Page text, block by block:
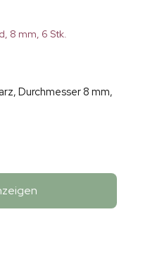
8 mm, 6 Stk.
Durchmesser 8 mm,